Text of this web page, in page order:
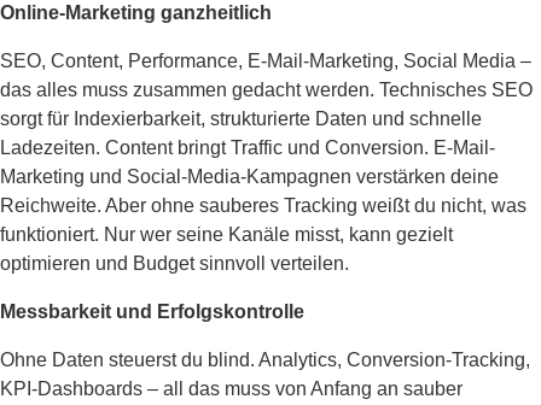
Online-Marketing ganzheitlich
SEO, Content, Performance, E-Mail-Marketing, Social Media –
das alles muss zusammen gedacht werden. Technisches SEO
sorgt für Indexierbarkeit, strukturierte Daten und schnelle
Ladezeiten. Content bringt Traffic und Conversion. E-Mail-
Marketing und Social-Media-Kampagnen verstärken deine
Reichweite. Aber ohne sauberes Tracking weißt du nicht, was
funktioniert. Nur wer seine Kanäle misst, kann gezielt
optimieren und Budget sinnvoll verteilen.
Messbarkeit und Erfolgskontrolle
Ohne Daten steuerst du blind. Analytics, Conversion-Tracking,
KPI-Dashboards – all das muss von Anfang an sauber